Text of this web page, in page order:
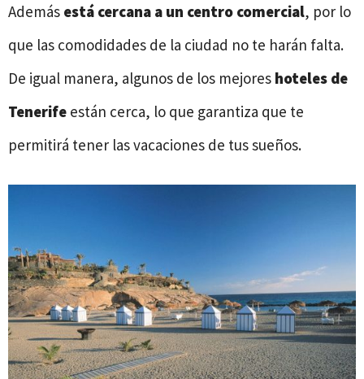
Además está cercana a un centro comercial, por lo
que las comodidades de la ciudad no te harán falta.
De igual manera, algunos de los mejores hoteles de
Tenerife están cerca, lo que garantiza que te
permitirá tener las vacaciones de tus sueños.